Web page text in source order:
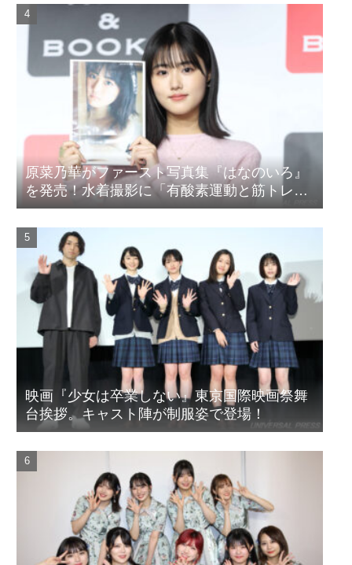
原菜乃華がファースト写真集『はなのいろ』
を発売！水着撮影に「有酸素運動と筋トレを
頑張りました」
映画『少女は卒業しない』東京国際映画祭舞
台挨拶。キャスト陣が制服姿で登場！